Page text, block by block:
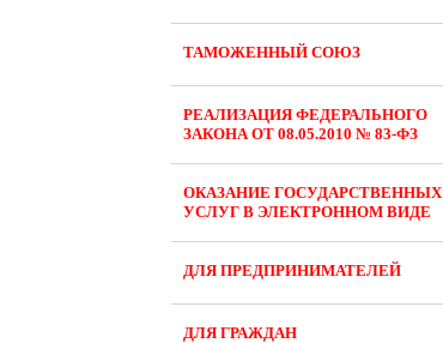
ТАМОЖЕННЫЙ СОЮЗ
РЕАЛИЗАЦИЯ ФЕДЕРАЛЬНОГО
ЗАКОНА ОТ 08.05.2010 № 83-ФЗ
ОКАЗАНИЕ ГОСУДАРСТВЕННЫХ
УСЛУГ В ЭЛЕКТРОННОМ ВИДЕ
ДЛЯ ПРЕДПРИНИМАТЕЛЕЙ
ДЛЯ ГРАЖДАН